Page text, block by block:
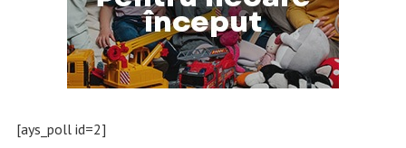
[ays_poll id=2]